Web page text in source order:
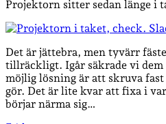
Projektorn sitter sedan länge i
Det är jättebra, men tyvärr
tillräckligt. Igår säkrade vi
möjlig lösning är att skruva
gör. Det är lite kvar att fixa i
börjar närma sig…